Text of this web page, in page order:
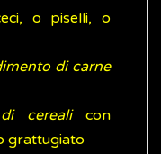
o piselli, o
di carne
cerealicon
grattugiato